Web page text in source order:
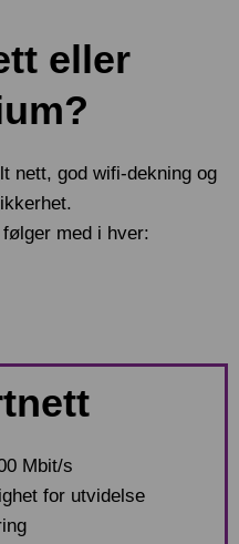
eller
nett, god wifi-dekning og
med i hver:
Mbit/s
for utvidelse